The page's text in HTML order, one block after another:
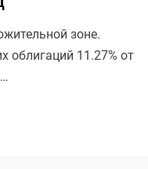
зоне.
облигаций 11.27% от